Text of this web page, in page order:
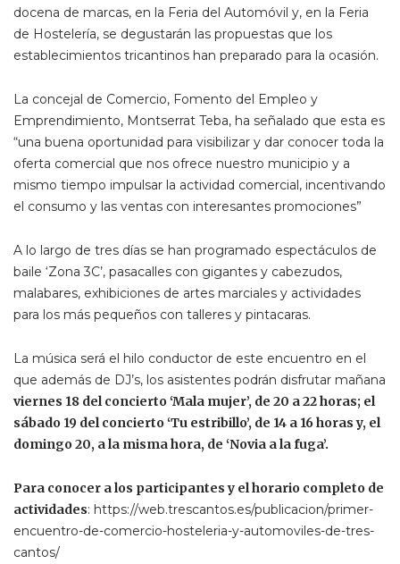
docena de marcas, en la Feria del Automóvil y, en la Feria
de Hostelería, se degustarán las propuestas que los
establecimientos tricantinos han preparado para la ocasión.
La concejal de Comercio, Fomento del Empleo y
Emprendimiento, Montserrat Teba, ha señalado que esta es
“una buena oportunidad para visibilizar y dar conocer toda la
oferta comercial que nos ofrece nuestro municipio y a
mismo tiempo impulsar la actividad comercial, incentivando
el consumo y las ventas con interesantes promociones”
A lo largo de tres días se han programado espectáculos de
baile ‘Zona 3C’, pasacalles con gigantes y cabezudos,
malabares, exhibiciones de artes marciales y actividades
para los más pequeños con talleres y pintacaras.
La música será el hilo conductor de este encuentro en el
que además de DJ’s, los asistentes podrán disfrutar mañana
viernes 18 del concierto ‘Mala mujer’, de 20 a 22 horas; el
sábado 19 del concierto ‘Tu estribillo’, de 14 a 16 horas y, el
domingo 20, a la misma hora, de ‘Novia a la fuga’.
Para conocer a los participantes y el horario completo de
actividades: https://web.trescantos.es/publicacion/primer-
encuentro-de-comercio-hosteleria-y-automoviles-de-tres-
cantos/